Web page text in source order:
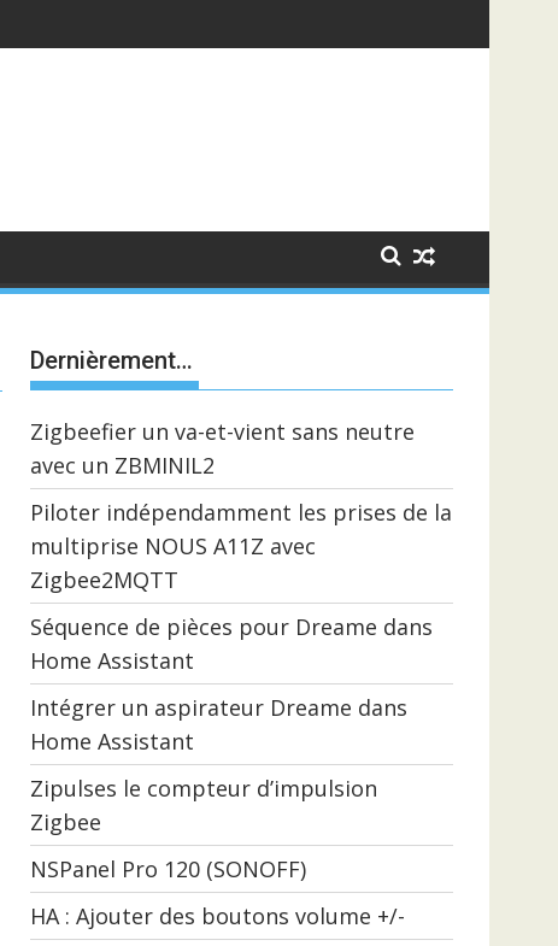
Dernièrement…
Zigbeefier un va-et-vient sans neutre
avec un ZBMINIL2
Piloter indépendamment les prises de la
multiprise NOUS A11Z avec
Zigbee2MQTT
Séquence de pièces pour Dreame dans
Home Assistant
Intégrer un aspirateur Dreame dans
Home Assistant
Zipulses le compteur d’impulsion
Zigbee
NSPanel Pro 120 (SONOFF)
HA : Ajouter des boutons volume +/-